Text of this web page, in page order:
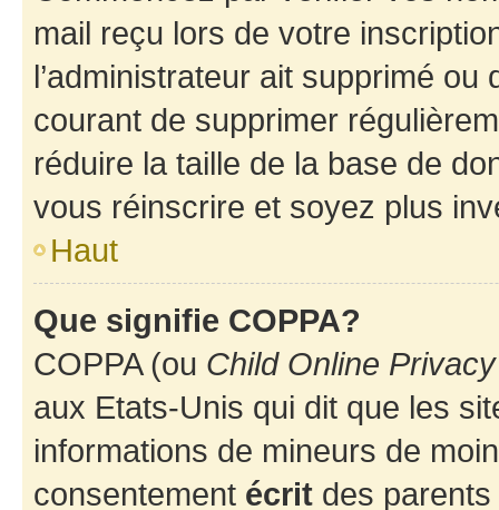
mail reçu lors de votre
l’administrateur ait supprimé
courant de supprimer
réduire la taille de la base de
vous réinscrire et soyez plus
Haut
Que signifie COPPA?
COPPA (ou Child Online
aux Etats-Unis qui dit que les
informations de mineurs de
consentement écrit des parents